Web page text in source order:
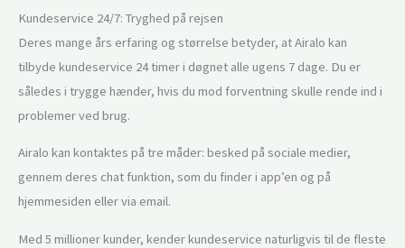
Kundeservice 24/7: Tryghed på rejsen
Deres mange års erfaring og størrelse betyder, at Airalo kan
tilbyde kundeservice 24 timer i døgnet alle ugens 7 dage. Du er
således i trygge hænder, hvis du mod forventning skulle rende ind i
problemer ved brug.
Airalo kan kontaktes på tre måder: besked på sociale medier,
gennem deres chat funktion, som du finder i app’en og på
hjemmesiden eller via email.
Med 5 millioner kunder, kender kundeservice naturligvis til de fleste